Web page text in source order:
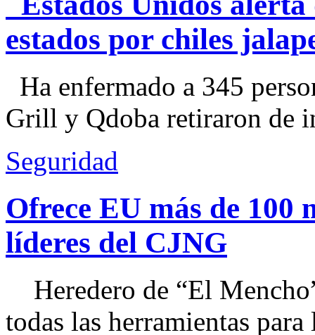
estados por chiles
Ha enfermado a 345
Grill y Qdoba retiraron de
Seguridad
Ofrece EU más de 100
líderes del CJNG
Heredero de “El
todas las herramientas